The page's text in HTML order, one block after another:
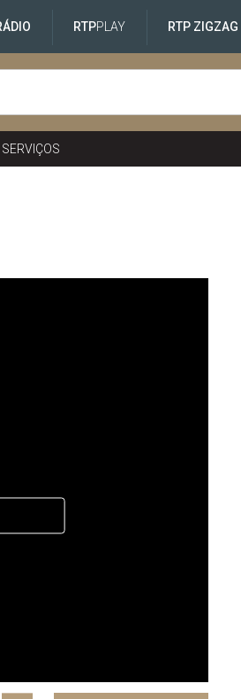
RTPPLAY RTP ZIGZAG
SERVIÇOS